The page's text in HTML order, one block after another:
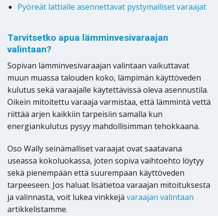
Pyöreät lattialle asennettavat pystymalliset varaajat
Tarvitsetko apua lämminvesivaraajan
valintaan?
Sopivan lämminvesivaraajan valintaan vaikuttavat
muun muassa talouden koko, lämpimän käyttöveden
kulutus sekä varaajalle käytettävissä oleva asennustila.
Oikein mitoitettu varaaja varmistaa, että lämmintä vettä
riittää arjen kaikkiin tarpeisiin samalla kun
energiankulutus pysyy mahdollisimman tehokkaana.
Oso Wally seinämalliset varaajat ovat saatavana
useassa kokoluokassa, joten sopiva vaihtoehto löytyy
sekä pienempään että suurempaan käyttöveden
tarpeeseen. Jos haluat lisätietoa varaajan mitoituksesta
ja valinnasta, voit lukea vinkkejä varaajan valintaan
artikkelistamme.